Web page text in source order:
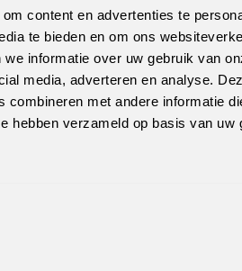
content en advertenties te
te bieden en om ons
informatie over uw gebruik van
media, adverteren en analyse.
combineren met andere informatie
hebben verzameld op basis van uw
rekent op een trainee die de rit
onderbouwt
Een onderwijzer die zich 's
en daar energie
kandidaat dan iemand die cyber
deel van leren motivatie. Wie die